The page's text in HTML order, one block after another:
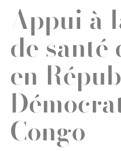
Appui à
de
en
Congo